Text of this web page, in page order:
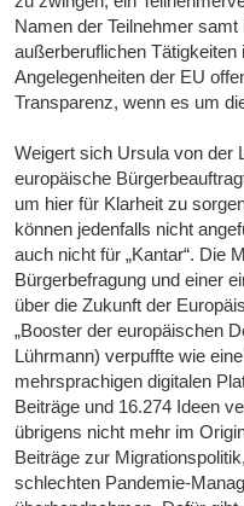
Namen der Teilnehmer
außerberuflichen
Angelegenheiten der EU
Transparenz, wenn es um
Weigert sich Ursula von der
europäische
um hier für Klarheit zu
können jedenfalls nicht
auch nicht für „Kantar“. Die
Bürgerbefragung und einer
über die Zukunft der
„Booster der europäischen
Lührmann) verpuffte wie
mehrsprachigen digitalen
Beiträge und 16.274 Ideen
übrigens nicht mehr im
Beiträge zur
schlechten Pandemie-